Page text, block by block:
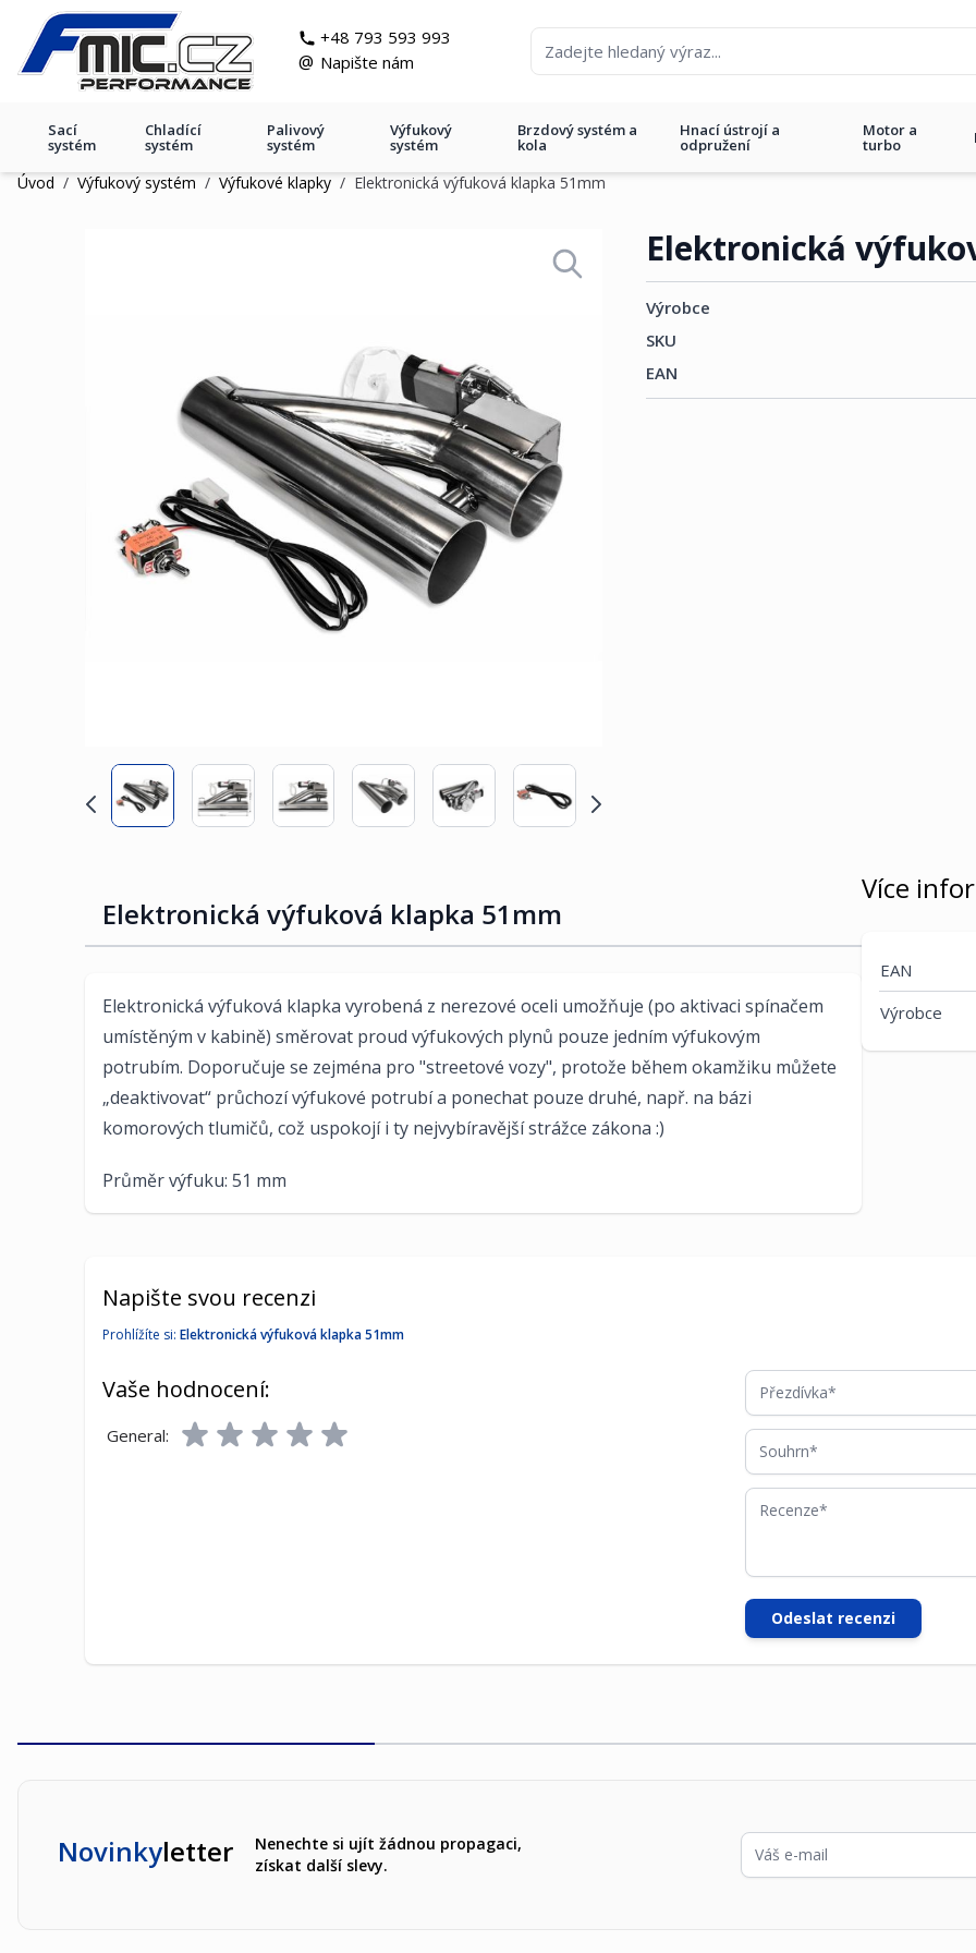
Přejít na obsah
+48 793 593 993
@ Napište nám
Sací
systém
Chladící
systém
Palivový
systém
Výfukový
systém
Brzdový systém a
kola
Hnací ústrojí a
odpružení
Motor a
turbo
Úvod / Výfukový systém / Výfukové klapky / Elektronická výfuková klapka 51mm
Elektronická výfuková klapka 51mm Elektronická
Výrobce
SKU
EAN
Elektronická výfuková klapka 51mm
Elektronická výfuková klapka vyrobená z nerezové oceli umožňuje (po aktivaci spínačem
umístěným v kabině) směrovat proud výfukových plynů pouze jedním výfukovým
potrubím. Doporučuje se zejména pro "streetové vozy", protože během okamžiku můžete
„deaktivovat“ průchozí výfukové potrubí a ponechat pouze druhé, např. na bázi
komorových tlumičů, což uspokojí i ty nejvybíravější strážce zákona :)
Průměr výfuku: 51 mm
Více
EAN
Výrobce
Napište svou recenzi
Prohlížíte si: Elektronická výfuková klapka 51mm
Vaše hodnocení:
General:
Přezdívka
Souhrn
Recenze
Odeslat recenzi
Novinkyletter
Nenechte si ujít žádnou propagaci,
získat další slevy.
E-mailová adresa